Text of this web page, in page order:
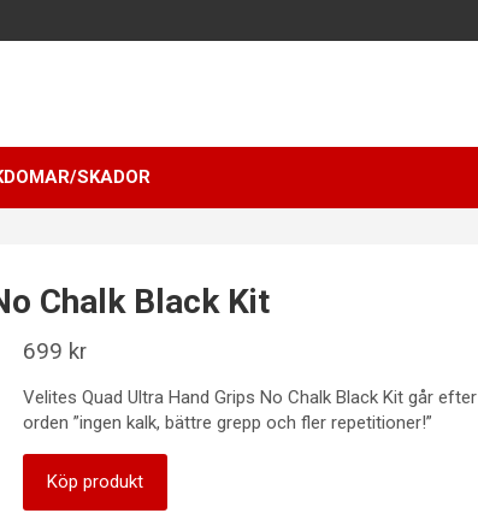
SKADOR
Chalk Black Kit
699 kr
Velites Quad Ultra Hand Grips No Chalk Black Kit går efter
orden ”ingen kalk, bättre grepp och fler repetitioner!”
Köp produkt